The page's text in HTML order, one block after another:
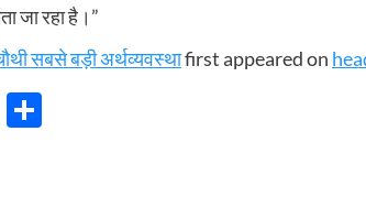
जा रहा है।”
सबसे बड़ी अर्थव्यवस्थाfirst appeared on
Messenger